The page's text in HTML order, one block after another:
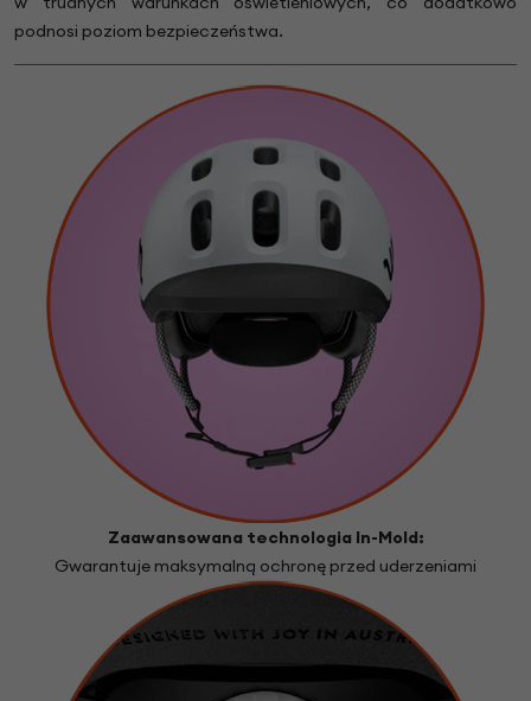
podnosi poziom bezpieczeństwa.
Zaawansowana technologia In-Mold:
Gwarantuje maksymalną ochronę przed uderzeniami